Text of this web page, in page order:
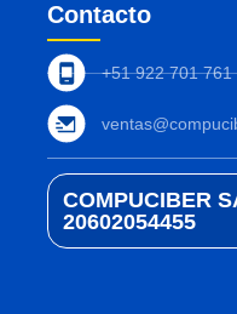
Contacto
+51 922 701 761
COMPUCIBER
20602054455